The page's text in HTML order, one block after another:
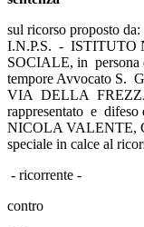
sul ricorso proposto da:
I.N.P.S. - ISTITUTO
SOCIALE, in persona
tempore Avvocato S.
VIA DELLA FREZZA
rappresentato e
NICOLA VALENTE,
speciale in calce al
- ricorrente -
contro